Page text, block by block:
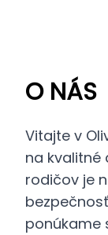
O NÁS
Vitajte v
na kvalitné
rodičov je
ponúkame